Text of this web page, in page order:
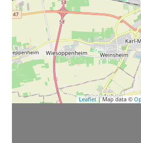
Leaflet| Map data ©